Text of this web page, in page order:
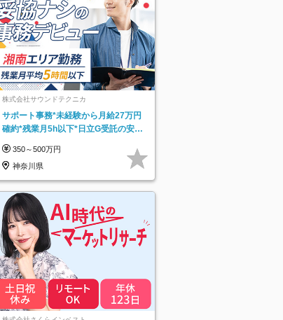
株式会社サウンドテクニカ
サポート事務*未経験から月給27万円
確約*残業月5h以下*日立G受託の安定
350～500万円
神奈川県